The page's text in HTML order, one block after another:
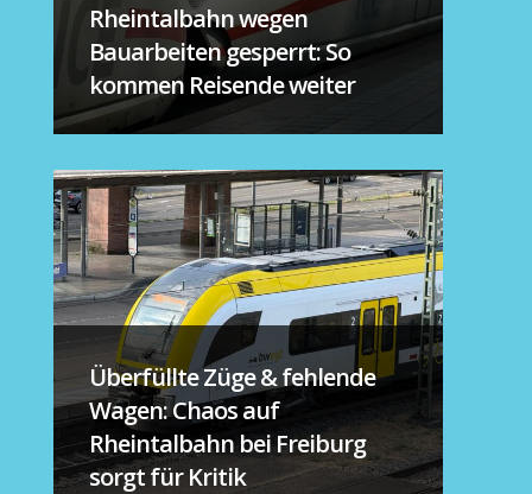
Rheintalbahn wegen
Bauarbeiten gesperrt: So
kommen Reisende weiter
Überfüllte Züge & fehlende
Wagen: Chaos auf
Rheintalbahn bei Freiburg
sorgt für Kritik